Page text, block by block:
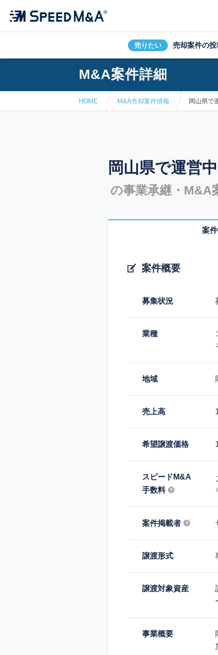
売りたい 売却案件の投
M&A案件詳細
HOME M&A売却案件情報 岡山県で
岡山県で運営
の事業承継・M&A
案
案件概要
募集状況
業種
地域
売上高
希望譲渡価格
スピードM&A
手数料
案件掲載者
譲渡形式
譲渡対象資産
事業概要